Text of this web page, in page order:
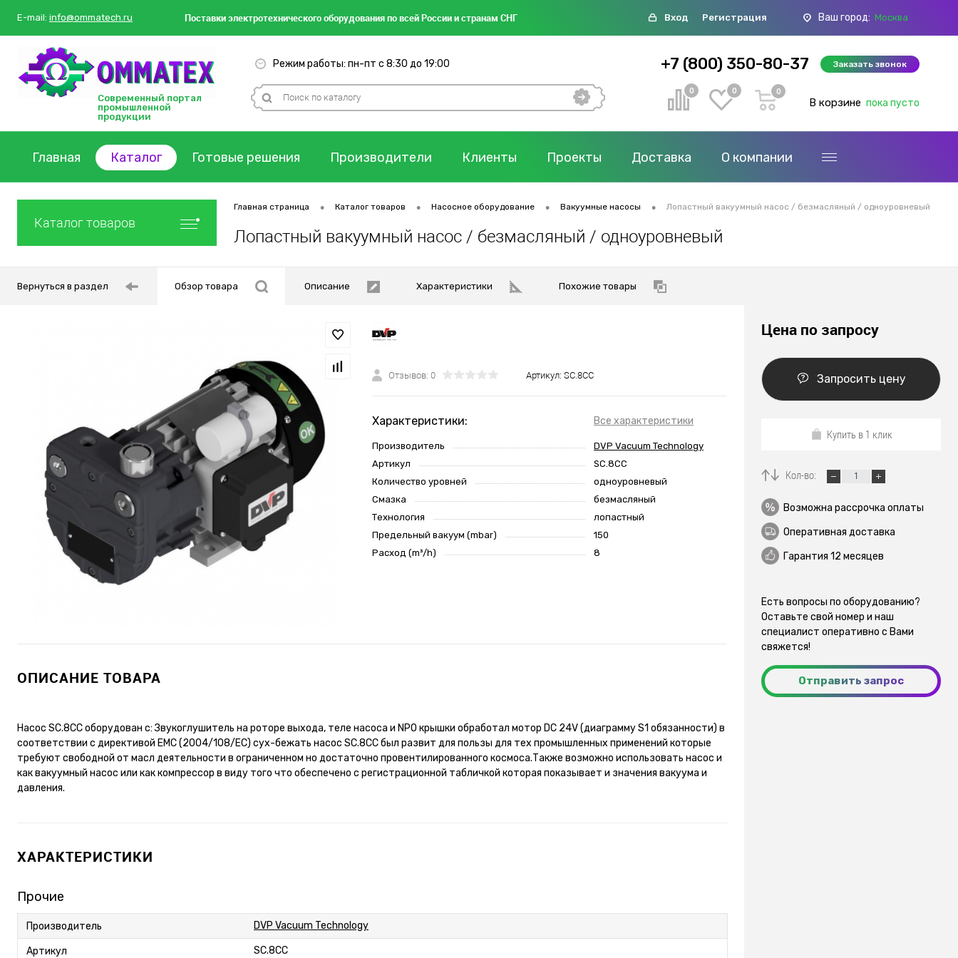
E-mail: info@ommatech.ru Поставкиэлектротехнического оборудования по всей России и странам СНГ Вход Регистрация Ваш город: Москва
Современный портал
промышленной
продукции
Режим работы: пн-пт с 8:30 до 19:00 +7 (800) 350-80-37 Заказать звонок
0 0 0
В корзине пока пусто
Главная Каталог Готовые решения Производители Клиенты Проекты Доставка О компании
Каталог товаров
Главная страница • Каталог товаров • Насосное оборудование • Вакуумные насосы • Лопастный вакуумный насос / безмасляный / одноуровневый
Лопастный вакуумный насос / безмасляный / одноуровневый
Вернуться в раздел Обзор товара Описание Характеристики Похожие товары
Отзывов: 0 Артикул: SC.8CC
Характеристики: Все характеристики
Производитель
DVP Vacuum Technology
Артикул
SC.8CC
Количество уровней
одноуровневый
Смазка
безмасляный
Технология
лопастный
Предельный вакуум (mbar)
150
Расход (m³/h)
8
ОПИСАНИЕ ТОВАРА
Насос SC.8CC оборудован с: Звукоглушитель на роторе выхода, теле насоса и NPO крышки обработал мотор DC 24V (диаграмму S1 обязанности) в
соответствии с директивой EMC (2004/108/EC) сух-бежать насос SC.8CC был развит для пользы для тех промышленных применений которые
требуют свободной от масл деятельности в ограниченном но достаточно провентилированного космоса.Также возможно использовать насос и
как вакуумный насос или как компрессор в виду того что обеспечено с регистрационной табличкой которая показывает и значения вакуума и
давления.
ХАРАКТЕРИСТИКИ
Прочие
Производитель DVP Vacuum Technology
Артикул SC.8CC
Цена по запросу
Запросить цену
Купить в 1 клик
Кол-во:
Возможна рассрочка оплаты
Оперативная доставка
Гарантия 12 месяцев
Есть вопросы по оборудованию?
Оставьте свой номер и наш
специалист оперативно с Вами
свяжется!
Отправить запрос